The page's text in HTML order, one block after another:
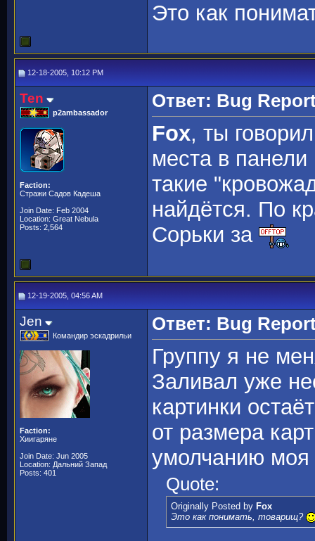
Это как
12-18-2005, 10:12 PM
Ten
p2ambassador
Faction:
Стражи Садов Кадеша
Join Date: Feb 2004
Location: Great Nebula
Posts: 2,564
Ответ: Bug
Fox, ты
места в панели
такие
найдётся. По
Сорьки за
12-19-2005, 04:56 AM
Jen
Командир эскадрильи
Faction:
Хиигаряне
Join Date: Jun 2005
Location: Дальний Запад
Posts: 401
Ответ: Bug
Группу я не
Заливал уже
картинки
от размера
умолчанию моя
Quote:
Originally Posted by Fox
Это как понимать, товарищ?